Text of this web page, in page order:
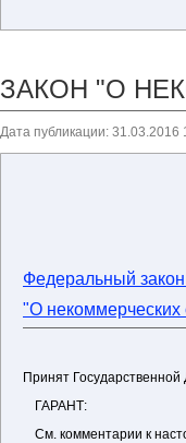
ЗАКОН "О
Дата публикации: 31.03.2016
Федеральный
"О некоммерческих
Принят
ГАРАНТ:
См. комментарии к